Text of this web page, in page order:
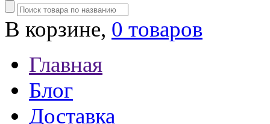
В корзине, 0 товаров
Главная
Блог
Доставка